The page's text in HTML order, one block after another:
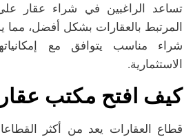
تساعد الراغبين في شراء عقار
المرتبط بالعقارات بشكل أفضل، مما
شراء مناسب يتوافق مع
الاستثمارية.
كيف افتح مكتب عقار
قطاع العقارات يعد من أكثر